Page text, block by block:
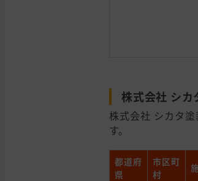
株式会社 シカ
株式会社 シカタ
す。
都道府
県
市区町
村